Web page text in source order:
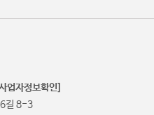
업자정보확인]
길 8-3